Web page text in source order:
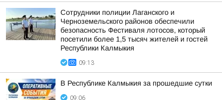
Сотрудники полиции Лаганского и
Черноземельского районов обеспечили
безопасность Фестиваля лотосов, который
посетили более 1,5 тысяч жителей и гостей
Республики Калмыкия
09:13
В Республике Калмыкия за прошедшие сутки
09:06